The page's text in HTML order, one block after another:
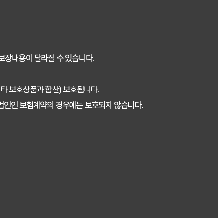
장내용이 달라질 수 있습니다.
보호상품과 합산) 보호됩니다.
인 보험계약의 경우에는 보호되지 않습니다.